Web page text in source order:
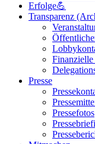
Erfolge💪
Transparenz
Presse
Pressefotos